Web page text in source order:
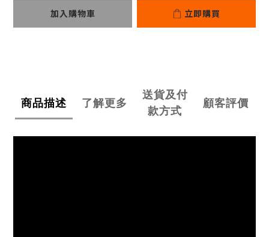
加入購物車 立即購買
商品描述 了解更多
送貨及付
款方式
顧客評價